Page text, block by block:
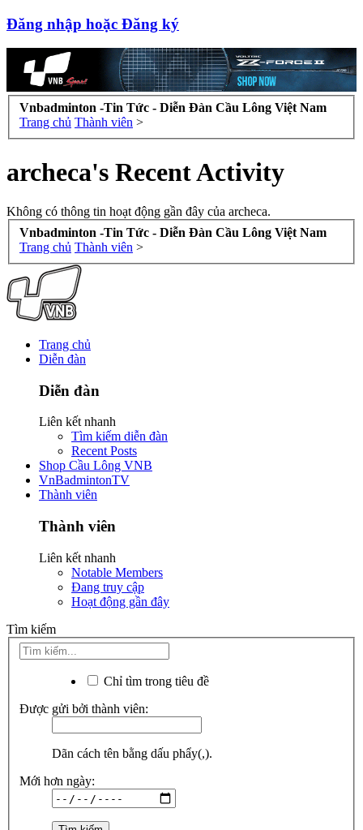
Đăng nhập hoặc Đăng ký
Vnbadminton -Tin Tức - Diễn Đàn Cầu Lông Việt Nam
Trang chủ Thành viên >
archeca's Recent Activity
Không có thông tin hoạt động gần đây của archeca.
Vnbadminton -Tin Tức - Diễn Đàn Cầu Lông Việt Nam
Trang chủ Thành viên >
Trang chủ
Diễn đàn
Diễn đàn
Liên kết nhanh
Tìm kiếm diễn đàn
Recent Posts
Shop Cầu Lông VNB
VnBadmintonTV
Thành viên
Thành viên
Liên kết nhanh
Notable Members
Đang truy cập
Hoạt động gần đây
Tìm kiếm
Chỉ tìm trong tiêu đề
Được gửi bởi thành viên:
Dãn cách tên bằng dấu phẩy(,).
Mới hơn ngày: